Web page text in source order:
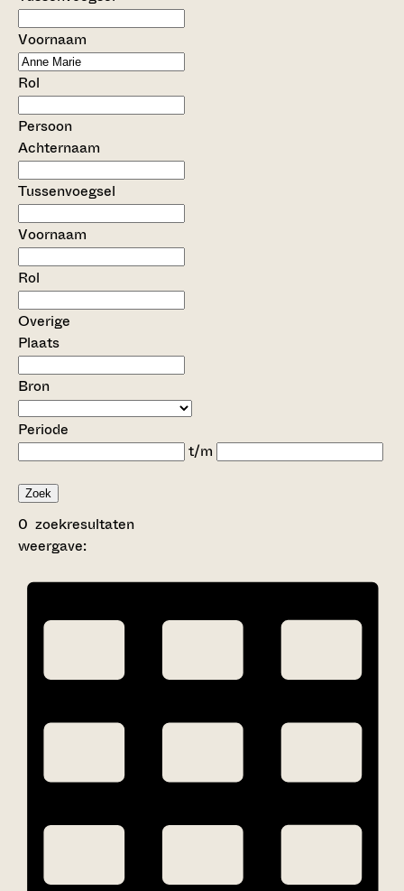
Voornaam
Rol
Persoon
Achternaam
Tussenvoegsel
Voornaam
Rol
Overige
Plaats
Bron
Periode
t/m
Zoek
0 zoekresultaten
weergave: